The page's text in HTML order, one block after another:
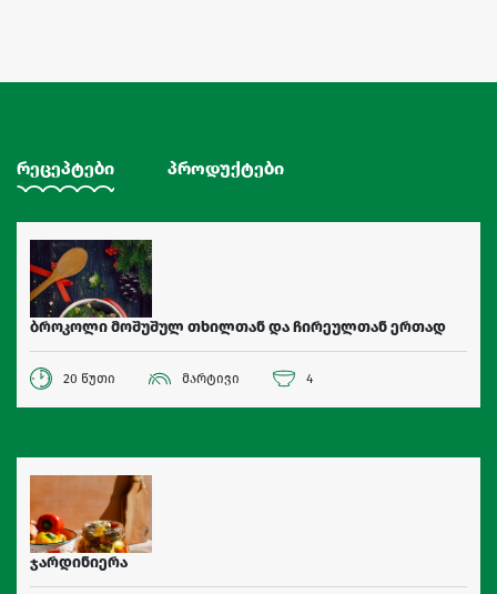
რეცეპტები პროდუქტები
ბროკოლი მოშუშულ თხილთან და ჩირეულთან ერთად
20 წუთი მარტივი 4
ჯარდინიერა